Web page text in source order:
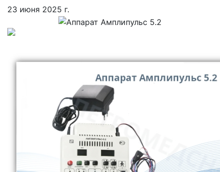
23 июня 2025 г.